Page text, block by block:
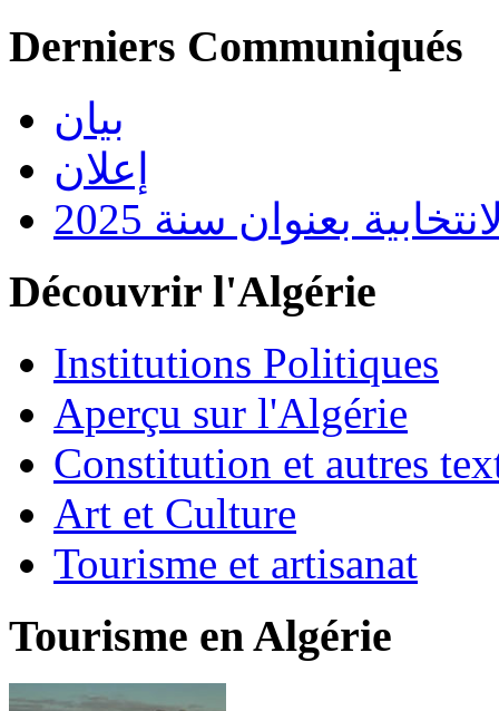
Derniers Communiqués
بيان
إعلان
بعنوان سنة 2025
Découvrir l'Algérie
Institutions Politiques
Aperçu sur l'Algérie
Constitution et autres
Art et Culture
Tourisme et artisanat
Tourisme en Algérie